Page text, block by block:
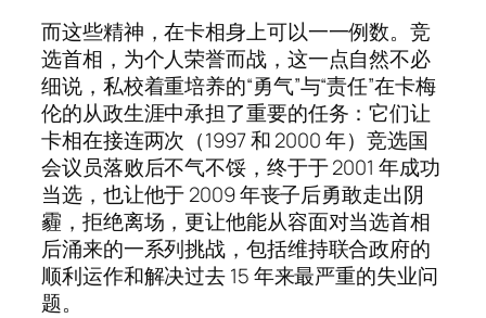
而这些精神，在卡相身上可以一一例数。竞
选首相，为个人荣誉而战，这一点自然不必
细说，私校着重培养的“勇气”与“责任”在卡梅
伦的从政生涯中承担了重要的任务：它们让
卡相在接连两次（1997 和 2000 年）竞选国
会议员落败后不气不馁，终于于 2001 年成功
当选，也让他于 2009 年丧子后勇敢走出阴
霾，拒绝离场，更让他能从容面对当选首相
后涌来的一系列挑战，包括维持联合政府的
顺利运作和解决过去 15 年来最严重的失业问
题。